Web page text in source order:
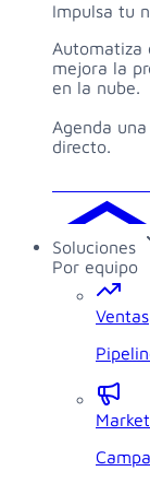
Impulsa tu
Automatiza
mejora la
en la nube.
Agenda
directo.
Soluciones
Por equipo
Ventas